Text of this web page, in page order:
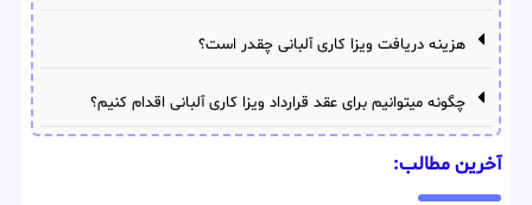
هزینه دریافت ویزا کاری آلبانی چقدر است؟
چگونه میتوانیم برای عقد قرارداد ویزا کاری آلبانی اقدام کنیم؟
آخرین مطالب: